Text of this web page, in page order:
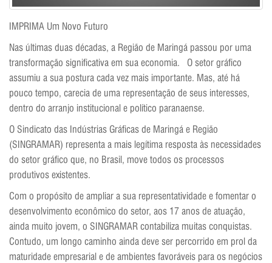
IMPRIMA Um Novo Futuro
Nas últimas duas décadas, a Região de Maringá passou por uma
transformação significativa em sua economia. O setor gráfico
assumiu a sua postura cada vez mais importante. Mas, até há
pouco tempo, carecia de uma representação de seus interesses,
dentro do arranjo institucional e político paranaense.
O Sindicato das Indústrias Gráficas de Maringá e Região
(SINGRAMAR) representa a mais legítima resposta às necessidades
do setor gráfico que, no Brasil, move todos os processos
produtivos existentes.
Com o propósito de ampliar a sua representatividade e fomentar o
desenvolvimento econômico do setor, aos 17 anos de atuação,
ainda muito jovem, o SINGRAMAR contabiliza muitas conquistas.
Contudo, um longo caminho ainda deve ser percorrido em prol da
maturidade empresarial e de ambientes favoráveis para os negócios